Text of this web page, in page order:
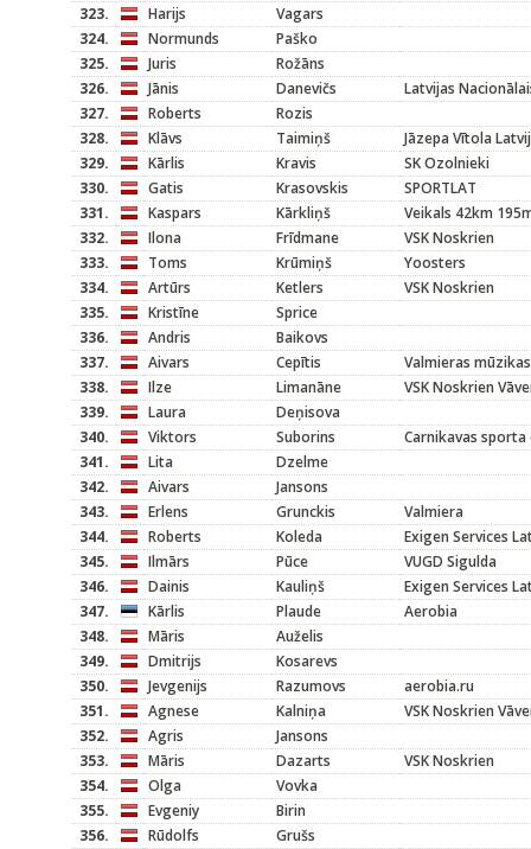
323. Harijs
Vagars
324.
Normunds
Paško
325.
Juris
Rožāns
326.
Jānis Danevičs
Latvijas
327.
Roberts
Rozis
328.
Klāvs Taimiņš
Jāzepa Vītola
329.
Kārlis Kravis
SK Ozolnieki
330.
Gatis Krasovskis
SPORTLAT
331.
Kaspars Kārkliņš
Veikals 42km
332.
Ilona Frīdmane
VSK Noskrien
333.
Toms Krūmiņš
Yoosters
334.
Artūrs Ketlers
VSK Noskrien
335.
Kristīne
Sprice
336.
Andris
Baikovs
337.
Aivars Cepītis
Valmieras
338.
Ilze Limanāne
VSK Noskrien
339.
Laura
Deņisova
340.
Viktors Suborins
Carnikavas sporta
341.
Lita
Dzelme
342.
Aivars
Jansons
343.
Erlens Grunckis
Valmiera
344.
Roberts Koleda
Exigen Services
345.
Ilmārs Pūce
VUGD Sigulda
346.
Dainis Kauliņš
Exigen Services
347.
Kārlis Plaude
Aerobia
348.
Māris
Auželis
349.
Dmitrijs
Kosarevs
350.
Jevgenijs Razumovs
aerobia.ru
351.
Agnese Kalniņa
VSK Noskrien
352.
Agris
Jansons
353.
Māris Dazarts
VSK Noskrien
354.
Olga
Vovka
355.
Evgeniy
Birin
356.
Rūdolfs
Grušs